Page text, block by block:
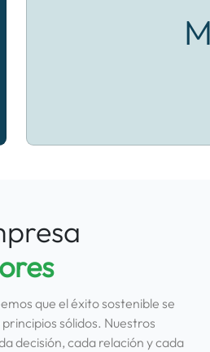
que el éxito sostenible se
sólidos. Nuestros
decisión, cada relación y cada